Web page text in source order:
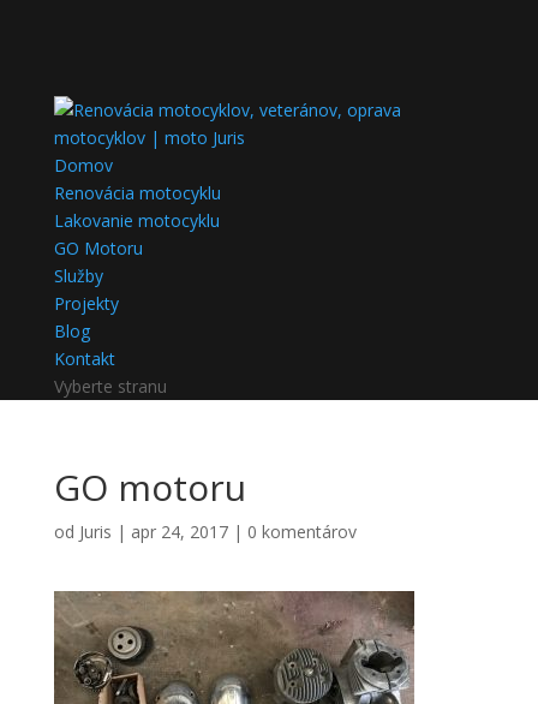
Domov
Renovácia motocyklu
Lakovanie motocyklu
GO Motoru
Služby
Projekty
Blog
Kontakt
Vyberte stranu
GO motoru
od Juris | apr 24, 2017| 0 komentárov